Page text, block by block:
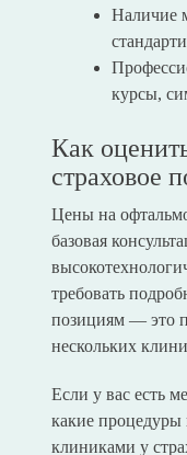
Наличие
курсы,
Как
страховое
Цены на
базовая
требовать
позициям — это
нескольких
Если у вас есть
какие процедуры
клиниками у